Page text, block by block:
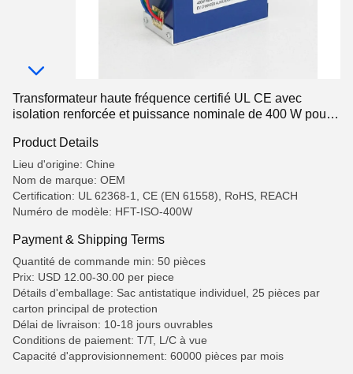
Transformateur haute fréquence certifié UL CE avec
isolation renforcée et puissance nominale de 400 W pour
Product Details
Lieu d'origine: Chine
Nom de marque: OEM
Certification: UL 62368-1, CE (EN 61558), RoHS, REACH
Numéro de modèle: HFT-ISO-400W
Payment & Shipping Terms
Quantité de commande min: 50 pièces
Prix: USD 12.00-30.00 per piece
Détails d'emballage: Sac antistatique individuel, 25 pièces par
carton principal de protection
Délai de livraison: 10-18 jours ouvrables
Conditions de paiement: T/T, L/C à vue
Capacité d'approvisionnement: 60000 pièces par mois